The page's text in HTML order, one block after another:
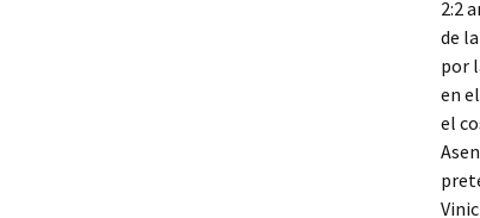
2:2
de
por
en
el